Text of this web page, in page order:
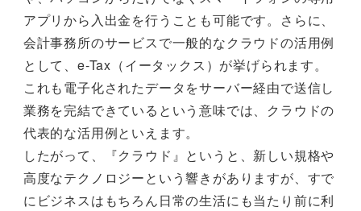
アプリから入出金を行うことも可能です。さらに、
会計事務所のサービスで一般的なクラウドの活用例
として、e-Tax（イータックス）が挙げられます。
これも電子化されたデータをサーバー経由で送信し
業務を完結できているという意味では、クラウドの
代表的な活用例といえます。
したがって、『クラウド』というと、新しい規格や
高度なテクノロジーという響きがありますが、すで
にビジネスはもちろん日常の生活にも当たり前に利